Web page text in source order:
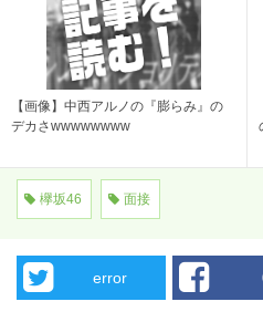
【画像】中西アルノの『膨らみ』の
デカさwwwwwwww
欅坂46 面接
error